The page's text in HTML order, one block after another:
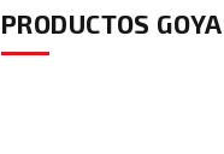
PRODUCTOS GOYA